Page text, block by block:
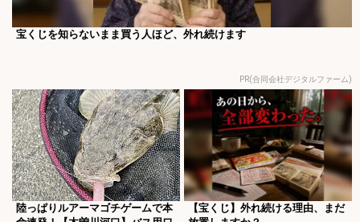
宝くじを知らないまま買う人ほど、外れ続けます
PR(合同会社デジタルファーム)
陸っぱりルアーマゴチゲームで本
【宝くじ】外れ続ける理由、まだ